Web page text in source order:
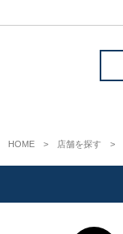
HOME 店舗を探す